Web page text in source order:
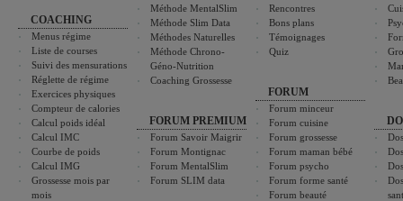
COACHING
Menus régime
Liste de courses
Suivi des mensurations
Réglette de régime
Exercices physiques
Compteur de calories
Calcul poids idéal
Calcul IMC
Courbe de poids
Calcul IMG
Grossesse mois par
mois
Méthode MentalSlim
Méthode Slim Data
Méthodes Naturelles
Méthode Chrono-
Géno-Nutrition
Coaching Grossesse
FORUM PREMIUM
Forum Savoir Maigrir
Forum Montignac
Forum MentalSlim
Forum SLIM data
Rencontres
Bons plans
Témoignages
Quiz
FORUM
Forum minceur
Forum cuisine
Forum grossesse
Forum maman bébé
Forum psycho
Forum forme santé
Forum beauté